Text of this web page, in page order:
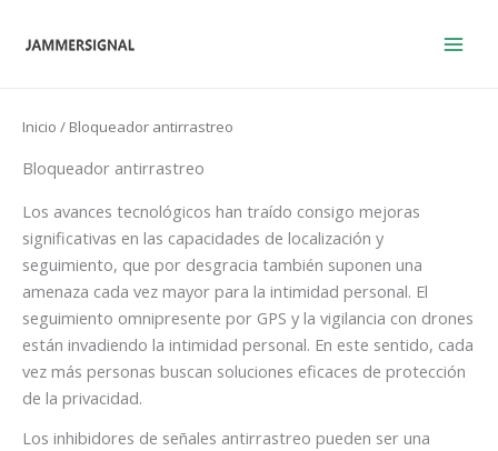
Inicio / Bloqueador antirrastreo
Bloqueador antirrastreo
Los avances tecnológicos han traído consigo mejoras
significativas en las capacidades de localización y
seguimiento, que por desgracia también suponen una
amenaza cada vez mayor para la intimidad personal. El
seguimiento omnipresente por GPS y la vigilancia con drones
están invadiendo la intimidad personal. En este sentido, cada
vez más personas buscan soluciones eficaces de protección
de la privacidad.
Los inhibidores de señales antirrastreo pueden ser una